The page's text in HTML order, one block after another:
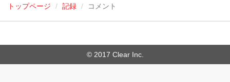
トップページ 記録 コメント
© 2017 Clear Inc.